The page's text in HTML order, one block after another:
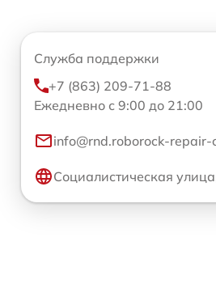
Служба поддержки
+7 (863) 209-71-88
Ежедневно с 9:00 до 21:00
info@rnd.roborock-repair-
Социалистическая